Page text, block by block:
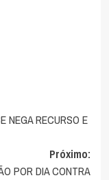
NEGA RECURSO E
Próximo:
POR DIA CONTRA